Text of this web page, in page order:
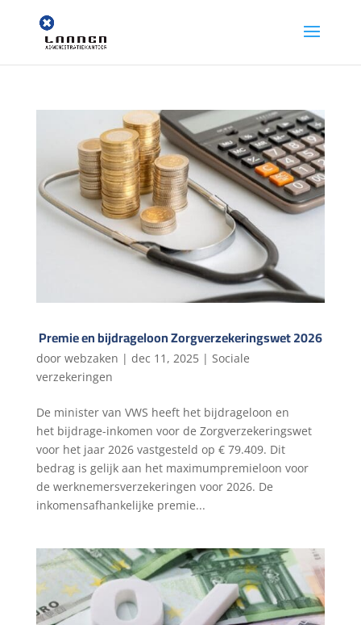
Premie en bijdrageloon Zorgverzekeringswet 2026
door webzaken | dec 11, 2025| Sociale
verzekeringen
De minister van VWS heeft het bijdrageloon en
het bijdrage-inkomen voor de Zorgverzekeringswet
voor het jaar 2026 vastgesteld op € 79.409. Dit
bedrag is gelijk aan het maximumpremieloon voor
de werknemersverzekeringen voor 2026. De
inkomensafhankelijke premie...